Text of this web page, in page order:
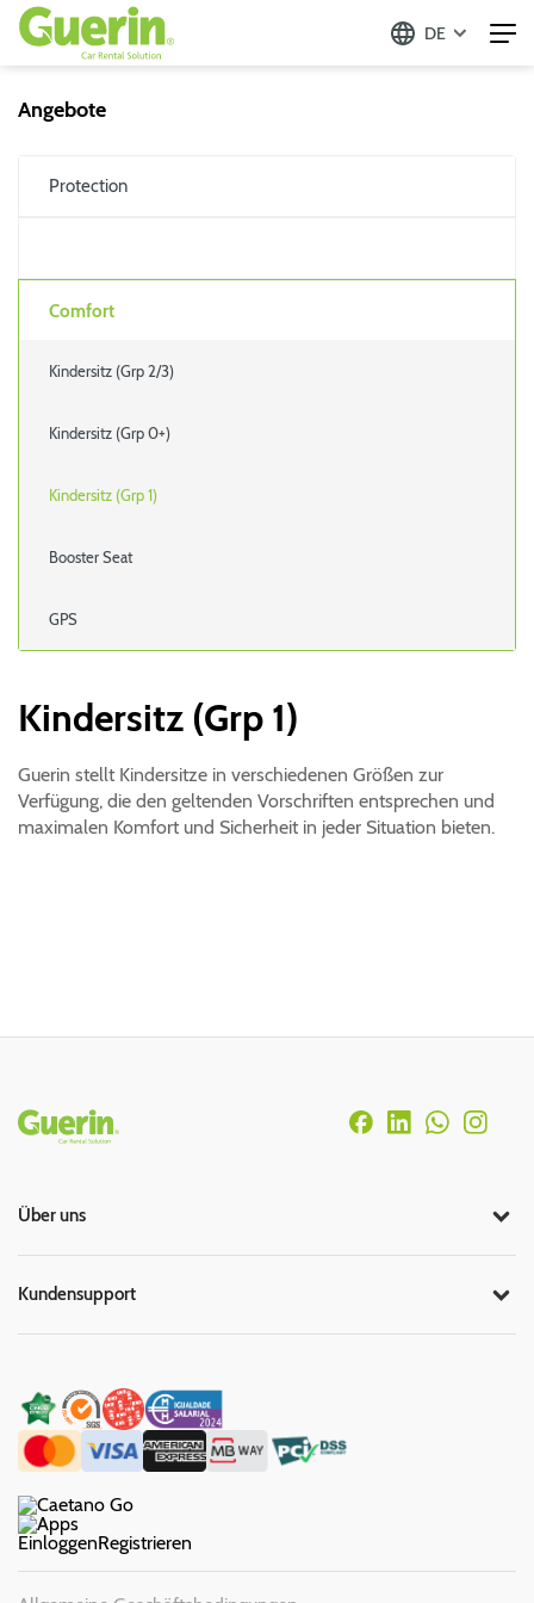
DE
Angebote
Protection
Comfort
Kindersitz (Grp 2/3)
Kindersitz (Grp 0+)
Kindersitz (Grp 1)
Booster Seat
GPS
Kindersitz (Grp 1)
Guerin stellt Kindersitze in verschiedenen Größen zur
Verfügung, die den geltenden Vorschriften entsprechen und
maximalen Komfort und Sicherheit in jeder Situation bieten.
Rodapé
Über uns
Kundensupport
EinloggenRegistrieren